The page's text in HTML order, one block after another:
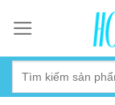
content